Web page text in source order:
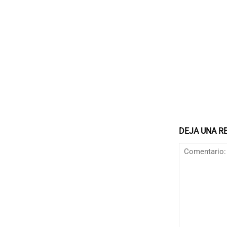
DEJA UNA